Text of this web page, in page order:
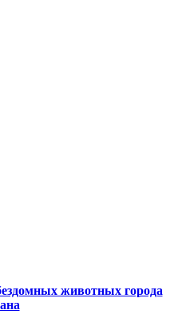
животных города